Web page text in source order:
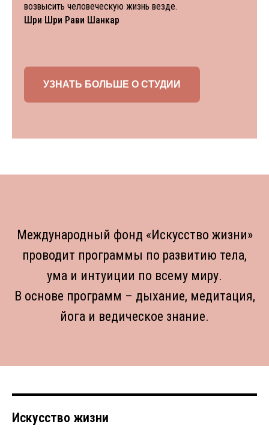
возвысить человеческую жизнь везде.
Шри Шри Рави Шанкар
УЗНАТЬ БОЛЬШЕ О СТУДИИ
Международный фонд «Искусство жизни»
проводит программы по развитию тела,
ума и интуиции по всему миру.
В основе программ – дыхание, медитация,
йога и ведическое знание.
Искусство жизни